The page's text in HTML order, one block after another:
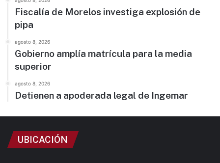
Fiscalía de Morelos investiga explosión de
pipa
agosto 8, 2026
Gobierno amplía matrícula para la media
superior
agosto 8, 2026
Detienen a apoderada legal de Ingemar
UBICACIÓN